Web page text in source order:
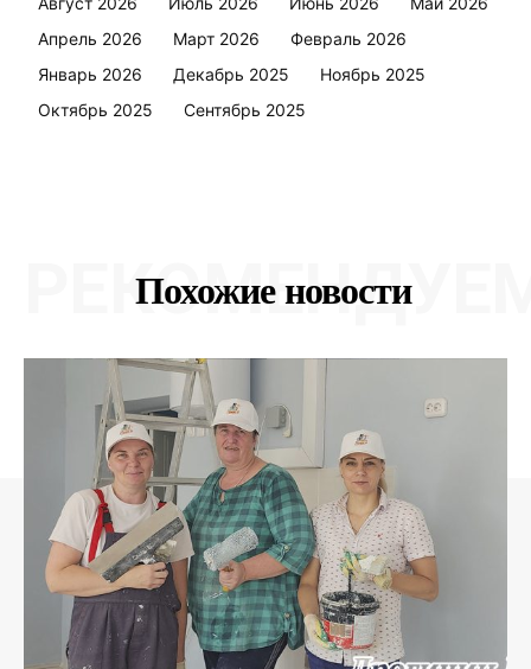
Апрель 2026
Март 2026
Февраль 2026
Январь 2026
Декабрь 2025
Ноябрь 2025
Октябрь 2025
Сентябрь 2025
Похожие новости